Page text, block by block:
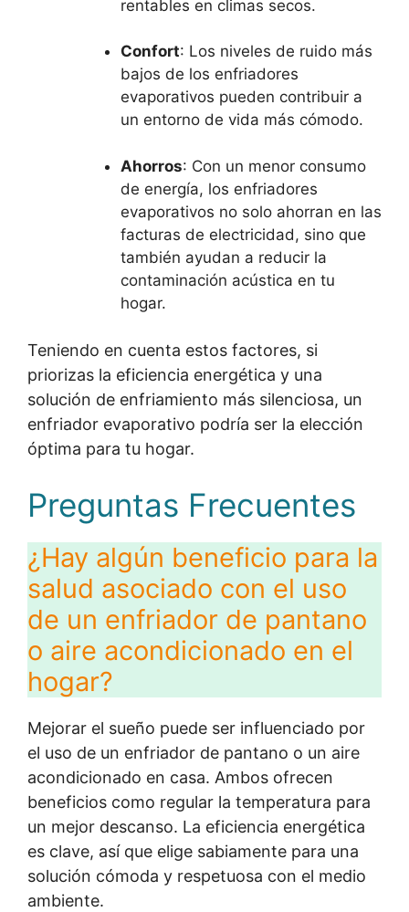
rentables en climas secos.
Confort: Los niveles de ruido más
bajos de los enfriadores
evaporativos pueden contribuir a
un entorno de vida más cómodo.
Ahorros: Con un menor consumo
de energía, los enfriadores
evaporativos no solo ahorran en las
facturas de electricidad, sino que
también ayudan a reducir la
contaminación acústica en tu
hogar.
Teniendo en cuenta estos factores, si
priorizas la eficiencia energética y una
solución de enfriamiento más silenciosa, un
enfriador evaporativo podría ser la elección
óptima para tu hogar.
Preguntas Frecuentes
¿Hay algún beneficio para la
salud asociado con el uso
de un enfriador de pantano
o aire acondicionado en el
hogar?
Mejorar el sueño puede ser influenciado por
el uso de un enfriador de pantano o un aire
acondicionado en casa. Ambos ofrecen
beneficios como regular la temperatura para
un mejor descanso. La eficiencia energética
es clave, así que elige sabiamente para una
solución cómoda y respetuosa con el medio
ambiente.